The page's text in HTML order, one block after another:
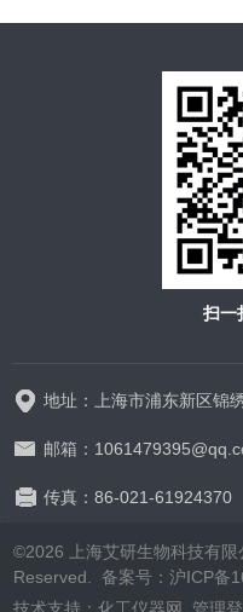
扫一
地址：上海市浦东新区锦
邮箱：
传真：86-021-61924370
©2026 上海艾研生物科技有
Reserved. 备案号：沪ICP备